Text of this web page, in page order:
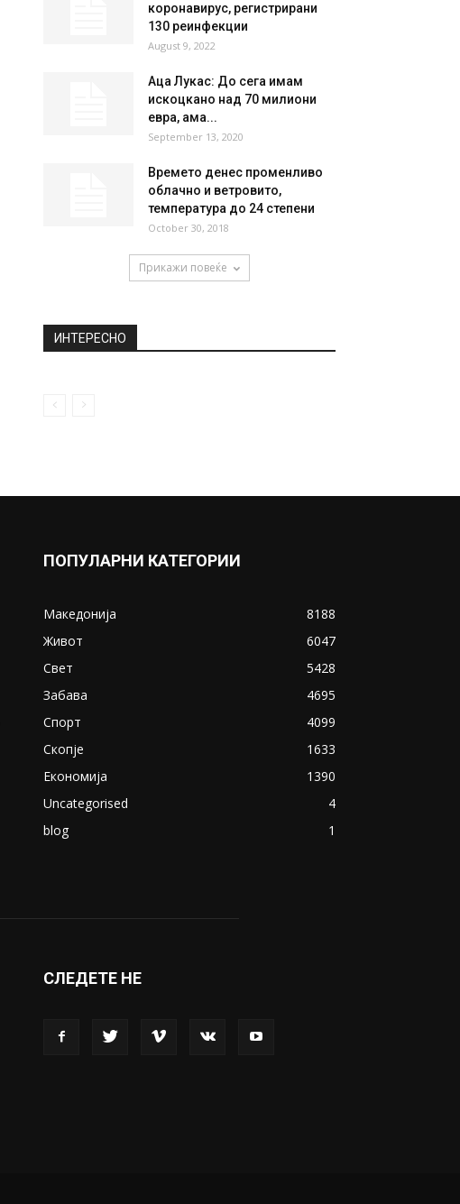
коронавирус, регистрирани
130 реинфекции
August 9, 2022
Аца Лукас: До сега имам
искоцкано над 70 милиони
евра, ама...
September 13, 2020
Времето денес променливо
облачно и ветровито,
температура до 24 степени
October 30, 2018
Прикажи повеќе
ИНТЕРЕСНО
ПОПУЛАРНИ КАТЕГОРИИ
Македонија
8188
Живот
6047
Свет
5428
Забава
4695
Спорт
4099
Скопје
1633
Економија
1390
Uncategorised
4
blog
1
СЛЕДЕТЕ НЕ